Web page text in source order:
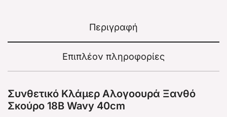
Περιγραφή
Επιπλέον πληροφορίες
Συνθετικό Κλάμερ Αλογοουρά Ξανθό
Σκούρο 18Β Wavy 40cm